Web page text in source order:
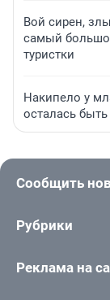
Вой сирен,
самый
туристки
Накипело у
осталась
Сообщить
Рубрики
Реклама на